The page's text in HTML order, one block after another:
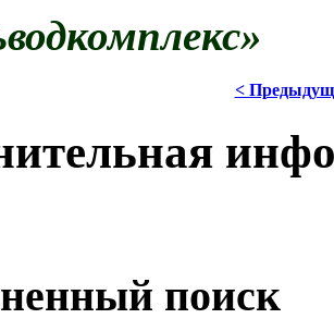
<
поиск